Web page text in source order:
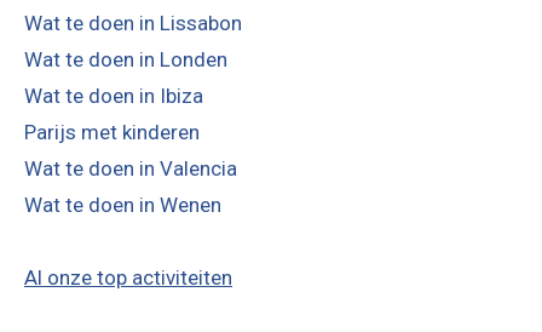
Wat te doen in Lissabon
Wat te doen in Londen
Wat te doen in Ibiza
Parijs met kinderen
Wat te doen in Valencia
Wat te doen in Wenen
Al onze top activiteiten